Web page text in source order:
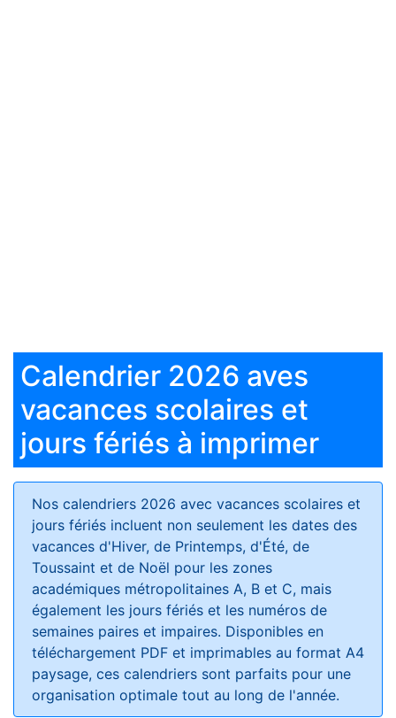
Calendrier 2026 aves
vacances scolaires et
jours fériés à imprimer
Nos calendriers 2026 avec vacances scolaires et
jours fériés incluent non seulement les dates des
vacances d'Hiver, de Printemps, d'Été, de
Toussaint et de Noël pour les zones
académiques métropolitaines A, B et C, mais
également les jours fériés et les numéros de
semaines paires et impaires. Disponibles en
téléchargement PDF et imprimables au format A4
paysage, ces calendriers sont parfaits pour une
organisation optimale tout au long de l'année.